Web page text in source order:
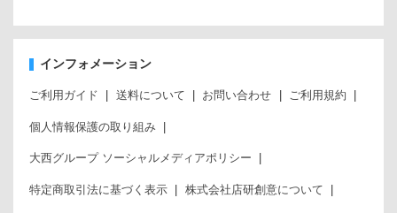
インフォメーション
ご利用ガイド 送料について お問い合わせ ご利用規約
個人情報保護の取り組み
大西グループ ソーシャルメディアポリシー
特定商取引法に基づく表示 株式会社店研創意について